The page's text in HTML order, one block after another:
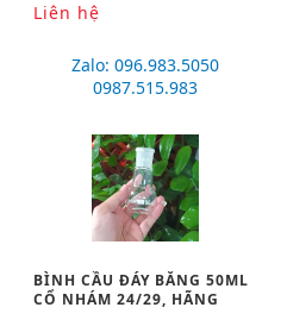
Liên hệ
Zalo: 096.983.5050
0987.515.983
BÌNH CẦU ĐÁY BẰNG 50ML
CỔ NHÁM 24/29, HÃNG